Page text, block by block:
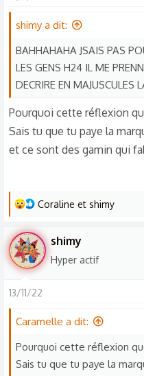
o
s
:
shimy a dit:
BAHHAHAHA JSAIS PAS
LES GENS H24 IL ME
DECRIRE EN MAJUSCULES
Pourquoi cette réflexion
Sais tu que tu paye la
et ce sont des gamin qui
L
s
r
é
c
o
n
Coraline et shimy
shimy
Hyper actif
13/11/22
Caramelle a dit:
Pourquoi cette réflexion
Sais tu que tu paye la